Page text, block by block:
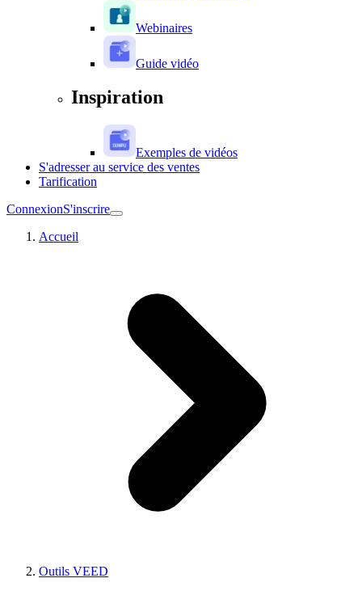
Webinaires
Guide vidéo
Inspiration
Exemples de vidéos
S'adresser au service des ventes
Tarification
ConnexionS'inscrire
Accueil
Outils VEED